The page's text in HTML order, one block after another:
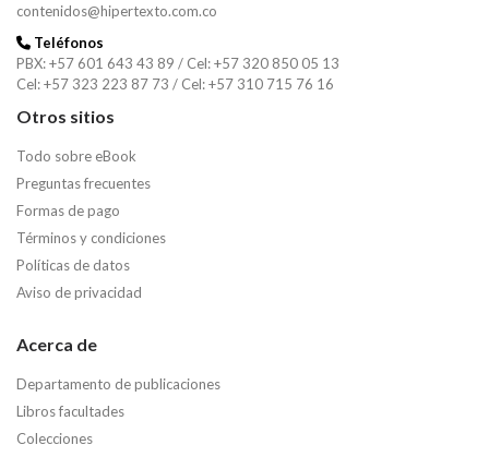
contenidos@hipertexto.com.co
Teléfonos
PBX: +57 601 643 43 89 / Cel: +57 320 850 05 13
Cel: +57 323 223 87 73 / Cel: +57 310 715 76 16
Otros sitios
Todo sobre eBook
Preguntas frecuentes
Formas de pago
Términos y condiciones
Políticas de datos
Aviso de privacidad
Acerca de
Departamento de publicaciones
Libros facultades
Colecciones